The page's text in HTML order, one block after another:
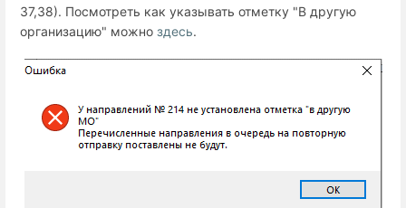
37,38). Посмотреть как указывать отметку "В другую
организацию" можно здесь.